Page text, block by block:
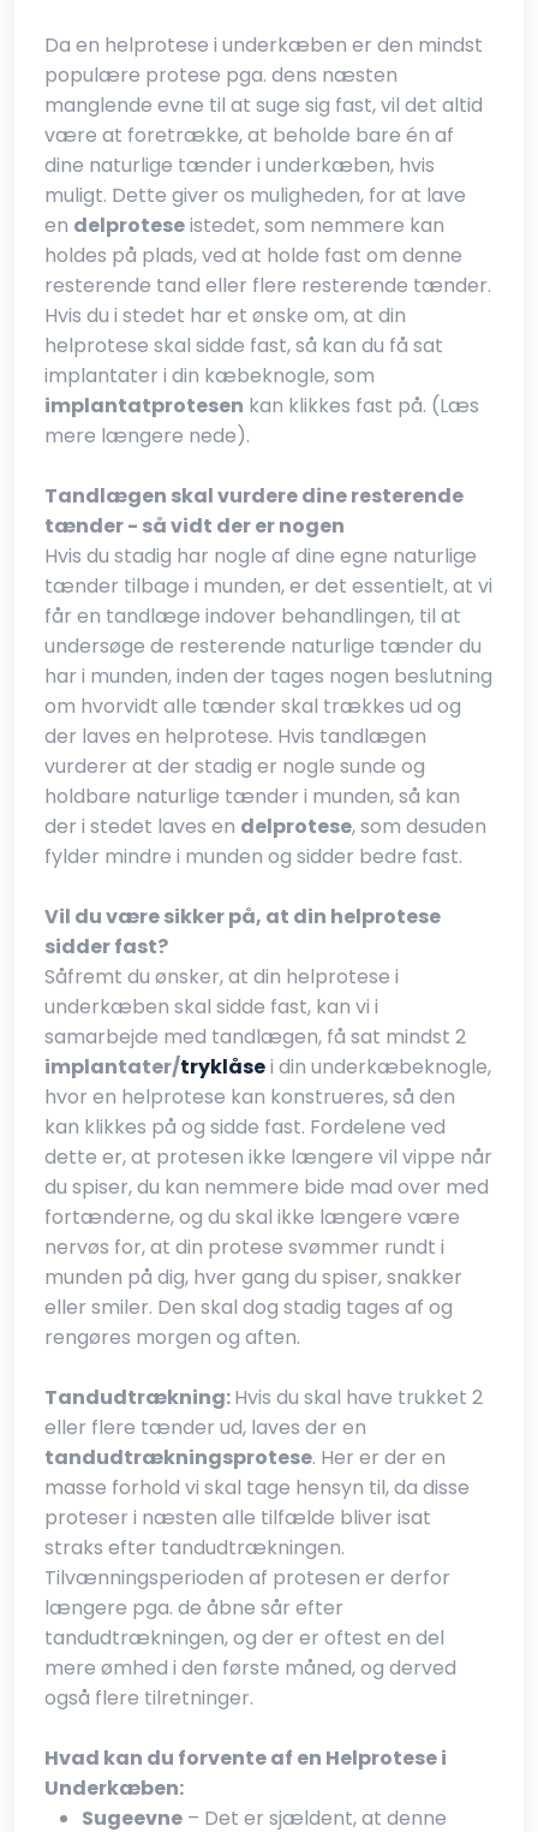
Da en helprotese i underkæben er den mindst
populære protese pga. dens næsten
manglende evne til at suge sig fast, vil det altid
være at foretrække, at beholde bare én af
dine naturlige tænder i underkæben, hvis
muligt. Dette giver os muligheden, for at lave
en delproteseistedet, som nemmere kan
holdes på plads, ved at holde fast om denne
resterende tand eller flere resterende tænder.
Hvis du i stedet har et ønske om, at din
helprotese skal sidde fast, så kan du få sat
implantater i din kæbeknogle, som
implantatprotesen kan klikkes fast på. (Læs
mere længere nede).
Tandlægen skal vurdere dine resterende
tænder - så vidt der er nogen
Hvis du stadig har nogle af dine egne naturlige
tænder tilbage i munden, er det essentielt, at vi
får en tandlæge indover behandlingen, til at
undersøge de resterende naturlige tænder du
har i munden, inden der tages nogen beslutning
om hvorvidt alle tænder skal trækkes ud og
der laves en helprotese. Hvis tandlægen
vurderer at der stadig er nogle sunde og
holdbare naturlige tænder i munden, så kan
der i stedet laves en delprotese, som desuden
fylder mindre i munden og sidder bedre fast.
Vil du være sikker på, at din helprotese
sidder fast?
Såfremt du ønsker, at din helprotese i
underkæben skal sidde fast, kan vi i
samarbejde med tandlægen, få sat mindst 2
implantater/tryklåsei din underkæbeknogle,
hvor en helprotese kan konstrueres, så den
kan klikkes på og sidde fast. Fordelene ved
dette er, at protesen ikke længere vil vippe når
du spiser, du kan nemmere bide mad over med
fortænderne, og du skal ikke længere være
nervøs for, at din protese svømmer rundt i
munden på dig, hver gang du spiser, snakker
eller smiler. Den skal dog stadig tages af og
rengøres morgen og aften.
Tandudtrækning:Hvis du skal have trukket 2
eller flere tænder ud, laves der en
tandudtrækningsprotese. Her er der en
masse forhold vi skal tage hensyn til, da disse
proteser i næsten alle tilfælde bliver isat
straks efter tandudtrækningen.
Tilvænningsperioden af protesen er derfor
længere pga. de åbne sår efter
tandudtrækningen, og der er oftest en del
mere ømhed i den første måned, og derved
også flere tilretninger.
Hvad kan du forvente af en Helprotese i
Underkæben:
Sugeevne– Det er sjældent, at denne